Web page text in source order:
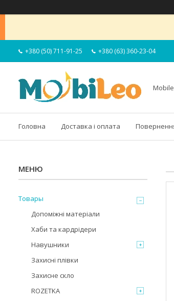
+380 (50) 711-91-25 +380 (63) 360-23-04
Головна Доставка і оплата
Товары
Допоміжні матеріали
Хаби та кардрідери
Навушники
Захисні плівки
Захисне скло
ROZETKA